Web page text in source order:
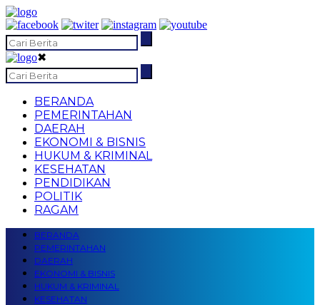
✖
BERANDA
PEMERINTAHAN
DAERAH
EKONOMI & BISNIS
HUKUM & KRIMINAL
KESEHATAN
PENDIDIKAN
POLITIK
RAGAM
BERANDA
PEMERINTAHAN
DAERAH
EKONOMI & BISNIS
HUKUM & KRIMINAL
KESEHATAN